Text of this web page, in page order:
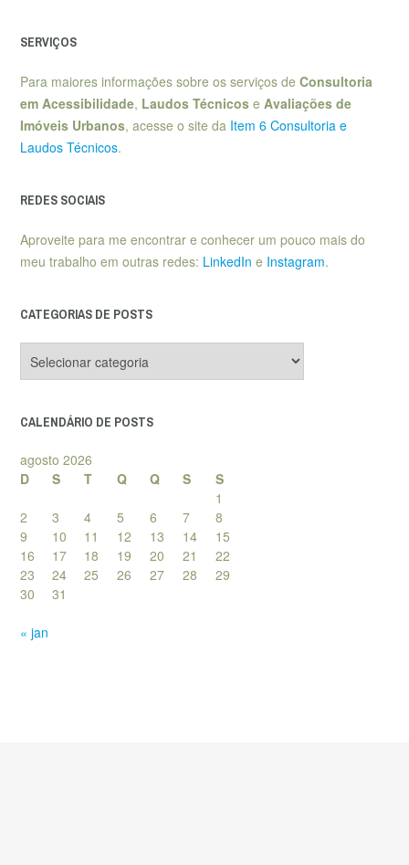
SERVIÇOS
Para maiores informações sobre os serviços de Consultoria
em Acessibilidade, Laudos Técnicos e Avaliações de
Imóveis Urbanos, acesse o site da Item 6 Consultoria e
Laudos Técnicos.
REDES SOCIAIS
Aproveite para me encontrar e conhecer um pouco mais do
meu trabalho em outras redes: LinkedIn e Instagram.
CATEGORIAS DE POSTS
de
CALENDÁRIO DE POSTS
agosto 2026
D
S T Q Q S
S
1
2
3 4 5 6 7
8
9
10 11 12 13 14
15
16
17 18 19 20 21
22
23
24 25 26 27 28
29
30
31
« jan